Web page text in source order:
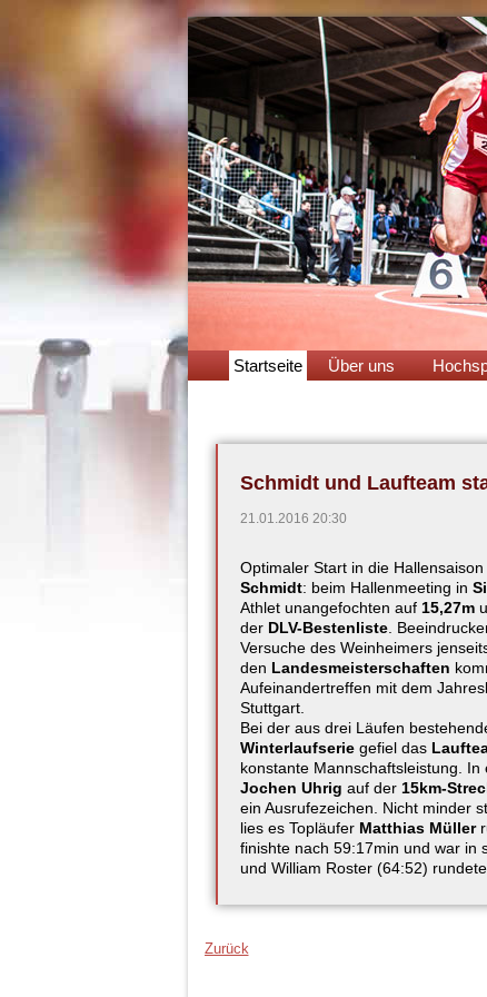
Navigation
überspringen
Startseite Über uns
Schmidt und Laufteam
21.01.2016 20:30
Optimaler Start in die
Schmidt: beim Hallenmeeting in
Athlet unangefochten auf 15,27m
der DLV-Bestenliste.
Versuche des Weinheimers
den Landesmeisterschaften
Aufeinandertreffen mit dem
Stuttgart.
Bei der aus drei Läufen
Winterlaufseriegefiel das
konstante Mannschaftsleistung.
Jochen Uhrig auf der 15km-
ein Ausrufezeichen. Nicht minder
lies es Topläufer Matthias Müller
finishte nach 59:17min und war in
und William Roster (64:52)
Zurück